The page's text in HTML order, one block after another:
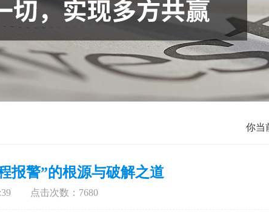
你当
报警”的根源与破解之道
点击次数：7680